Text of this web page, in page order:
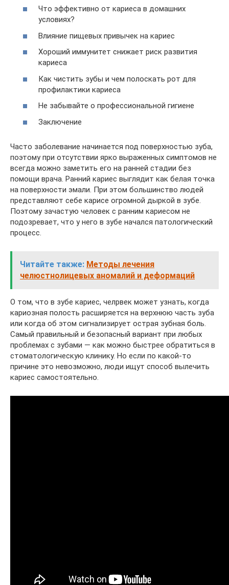
Что эффективно от кариеса в домашних
условиях?
Влияние пищевых привычек на кариес
Хороший иммунитет снижает риск развития
кариеса
Как чистить зубы и чем полоскать рот для
профилактики кариеса
Не забывайте о профессиональной гигиене
Заключение
Часто заболевание начинается под поверхностью зуба,
поэтому при отсутствии ярко выраженных симптомов не
всегда можно заметить его на ранней стадии без
помощи врача. Ранний кариес выглядит как белая точка
на поверхности эмали. При этом большинство людей
представляют себе карисе огромной дыркой в зубе.
Поэтому зачастую человек с ранним кариесом не
подозревает, что у него в зубе начался патологический
процесс.
Читайте также: Методы лечения
челюстнолицевых аномалий и деформаций
О том, что в зубе кариес, челрвек может узнать, когда
кариозная полость расширяется на верхнюю часть зуба
или когда об этом сигнализирует острая зубная боль.
Самый правильный и безопасный вариант при любых
проблемах с зубами — как можно быстрее обратиться в
стоматологическую клинику. Но если по какой-то
причине это невозможно, люди ищут способ вылечить
кариес самостоятельно.